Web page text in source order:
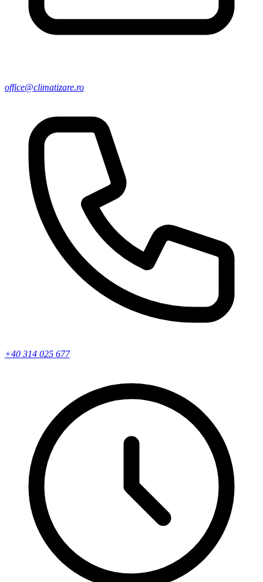
office@climatizare.ro
+40 314 025 677